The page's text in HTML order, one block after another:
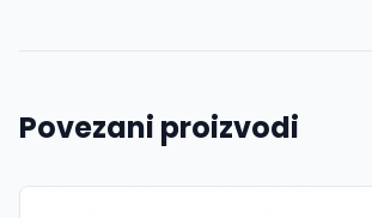
Povezani proizvodi